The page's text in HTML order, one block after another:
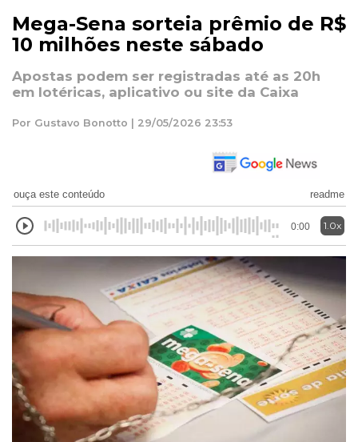
Mega-Sena sorteia prêmio de R$
10 milhões neste sábado
Apostas podem ser registradas até as 20h
em lotéricas, aplicativo ou site da Caixa
Por Gustavo Bonotto | 29/05/2026 23:53
ouça este conteúdo readme
0:00 1.0x